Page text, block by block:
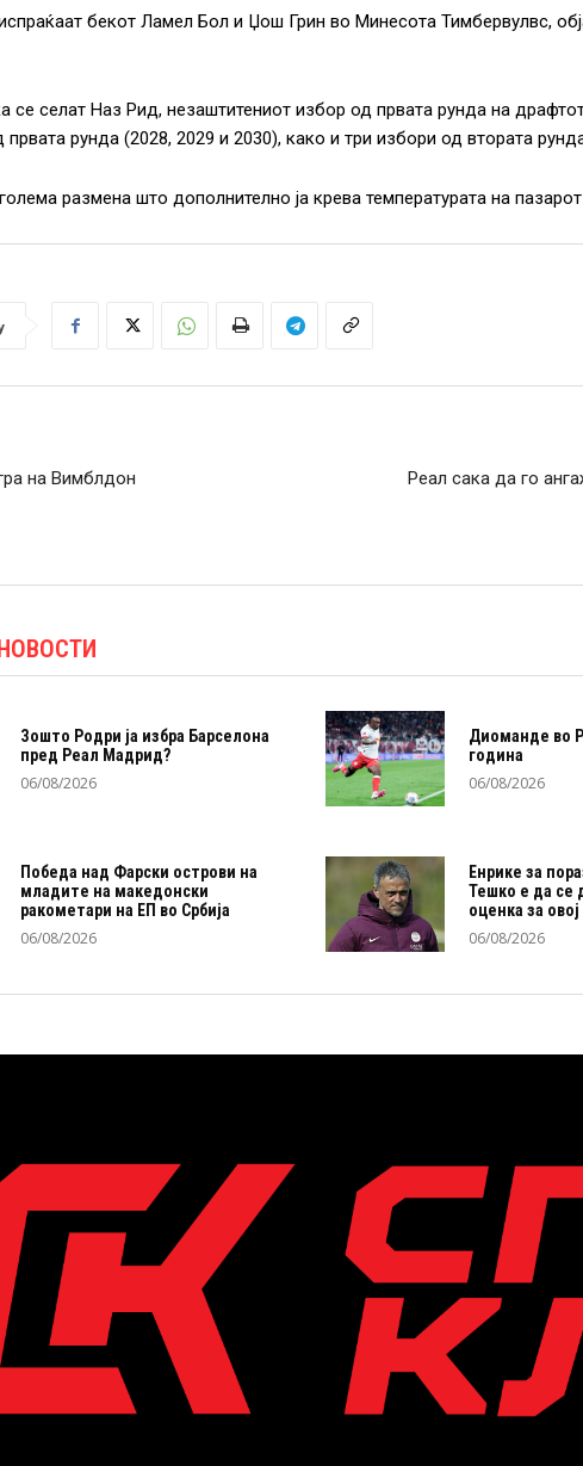
бекот Ламел Бол и Џош Грин во Минесота Тимбервулвс,
се селат Наз Рид, незаштитениот избор од првата рунда на
рунда (2028, 2029 и 2030), како и три избори од втората
размена што дополнително ја крева температурата на
на Вимблдон Реал сака да го
Зошто Родри ја избра Барселона
пред Реал Мадрид?
06/08/2026
Диоманде во
година
06/08/2026
Победа над Фарски острови на
младите на македонски
ракометари на ЕП во Србија
06/08/2026
Енрике за
Тешко е да се
оценка за
06/08/2026